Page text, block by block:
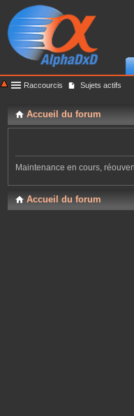
Raccourcis Sujets actifs
Accueil du forum
Maintenance en cours,
Accueil du forum